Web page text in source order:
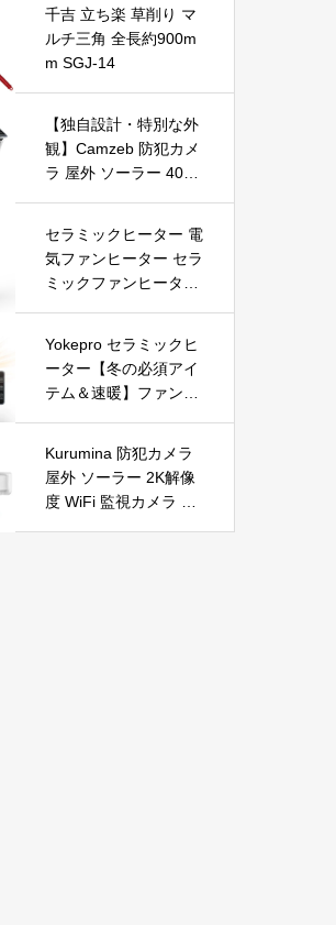
千吉 立ち楽 草削り マ
ルチ三角 全長約900m
m SGJ-14
【独自設計・特別な外
観】Camzeb 防犯カメ
ラ 屋外 ソーラー 400
電池式 Alexa 赤外線/カ
ラー暗視 双方向音声
音光警報 プッシュ通知
動体検知 クラウド/SD
カード録画 IP66防水
遠隔操作
セラミックヒーター 電
気ファンヒーター セラ
ミックファンヒーター
切替 1-12時間タイマー
設定可能 リモコン付
電気ヒーター 転倒自動
オフ 過熱保護 省エネ
節電 PSE認証済 暖房
器具
Yokepro セラミックヒ
ーター【冬の必須アイ
テム＆速暖】ファンヒ
ED表示 低騒音【空気
浄化】ファンヒーター
電気 ECO知能恒温 省
エネ 暖房器具 転倒オ
Kurumina 防犯カメラ
屋外 ソーラー 2K解像
度 WiFi 監視カメラ ワ